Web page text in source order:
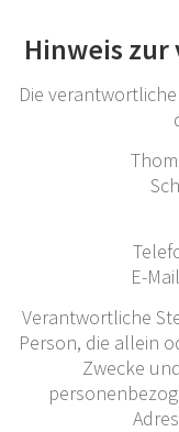
Hinweis
Die
E-
Verantwortliche
Person, die allein
Zwecke